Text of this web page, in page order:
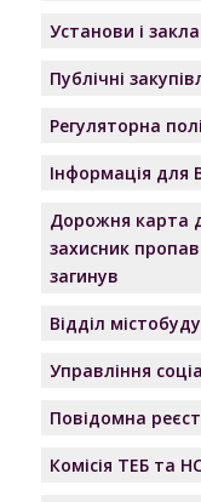
Установи і
Публічні
Регуляторна
Інформація для
Дорожня карта
захисник
загинув
Відділ
Управління
Повідомна
Комісія ТЕБ та